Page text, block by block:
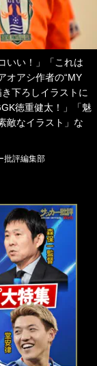
いい！」「これは
オアシ作者の“MY
き下ろしイラストに
徳重健太！」「魅
敵なイラスト」な
批評編集部